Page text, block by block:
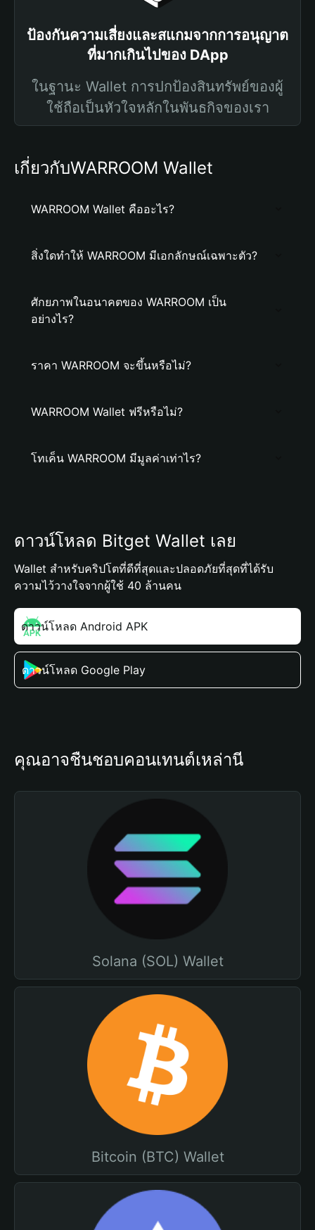
ป้องกันความเสี่ยงและสแกมจากการอนุญาต
ที่มากเกินไปของ DApp
ในฐานะ Wallet การปกป้องสินทรัพย์ของผู้
ใช้ถือเป็นหัวใจหลักในพันธกิจของเรา
เกี่ยวกับWARROOM Wallet
WARROOM Wallet คืออะไร?
สิ่งใดทำให้ WARROOM มีเอกลักษณ์เฉพาะตัว?
ศักยภาพในอนาคตของ WARROOM เป็น
อย่างไร?
ราคา WARROOM จะขึ้นหรือไม่?
WARROOM Wallet ฟรีหรือไม่?
โทเค็น WARROOM มีมูลค่าเท่าไร?
ดาวน์โหลด Bitget Wallet เลย
Wallet สำหรับคริปโตที่ดีที่สุดและปลอดภัยที่สุดที่ได้รับ
ความไว้วางใจจากผู้ใช้ 40 ล้านคน
ดาวน์โหลด Android APK
ดาวน์โหลด Google Play
คุณอาจชื่นชอบคอนเทนต์เหล่านี้
Solana (SOL) Wallet
Bitcoin (BTC) Wallet